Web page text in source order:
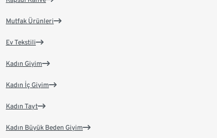
Mutfak Ürünleri
Ev Tekstili
Kadın Giyim
Kadın İç Giyim
Kadın Tayt
Kadın Büyük Beden Giyim